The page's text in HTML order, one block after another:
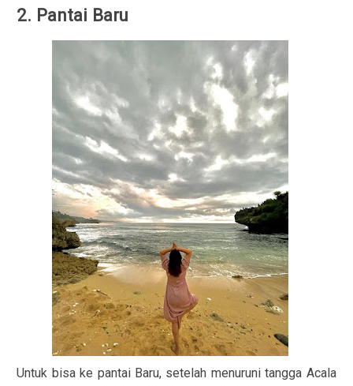
2. Pantai Baru
Untuk bisa ke pantai Baru, setelah menuruni tangga Acala